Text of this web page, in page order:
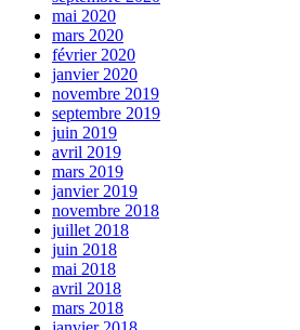
mai 2020
mars 2020
février 2020
janvier 2020
novembre 2019
septembre 2019
juin 2019
avril 2019
mars 2019
janvier 2019
novembre 2018
juillet 2018
juin 2018
mai 2018
avril 2018
mars 2018